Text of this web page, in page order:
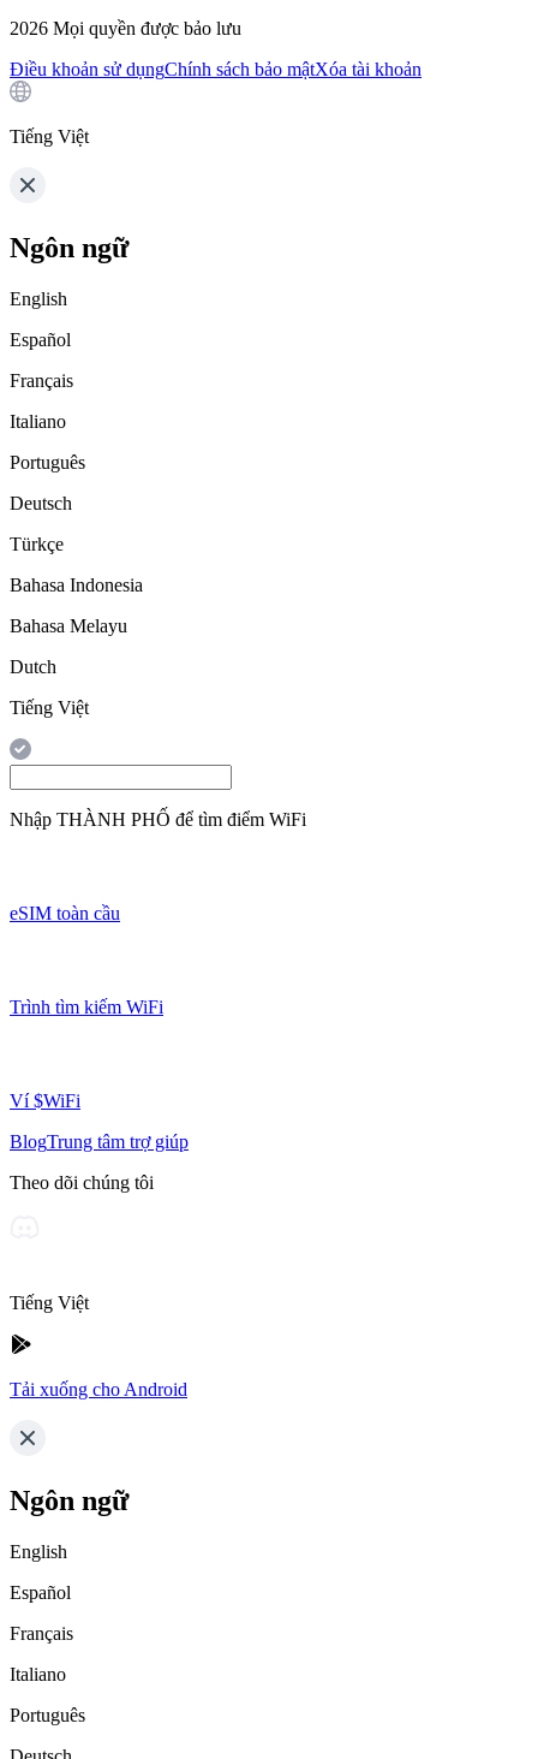
2026 Mọi quyền được bảo lưu
Điều khoản sử dụngChính sách bảo mậtXóa tài khoản
Tiếng Việt
Ngôn ngữ
English
Español
Français
Italiano
Português
Deutsch
Türkçe
Bahasa Indonesia
Bahasa Melayu
Dutch
Tiếng Việt
Nhập THÀNH PHỐ để tìm điểm WiFi
eSIM toàn cầu
Trình tìm kiếm WiFi
Ví $WiFi
BlogTrung tâm trợ giúp
Theo dõi chúng tôi
Tiếng Việt
Tải xuống cho Android
Ngôn ngữ
English
Español
Français
Italiano
Português